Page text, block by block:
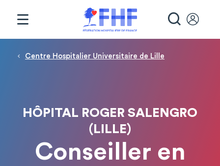
Fil d'Ariane
Centre Hospitalier Universitaire de Lille
HÔPITAL ROGER SALENGRO
(LILLE)
Conseiller en
Panneau de gestion des cookies